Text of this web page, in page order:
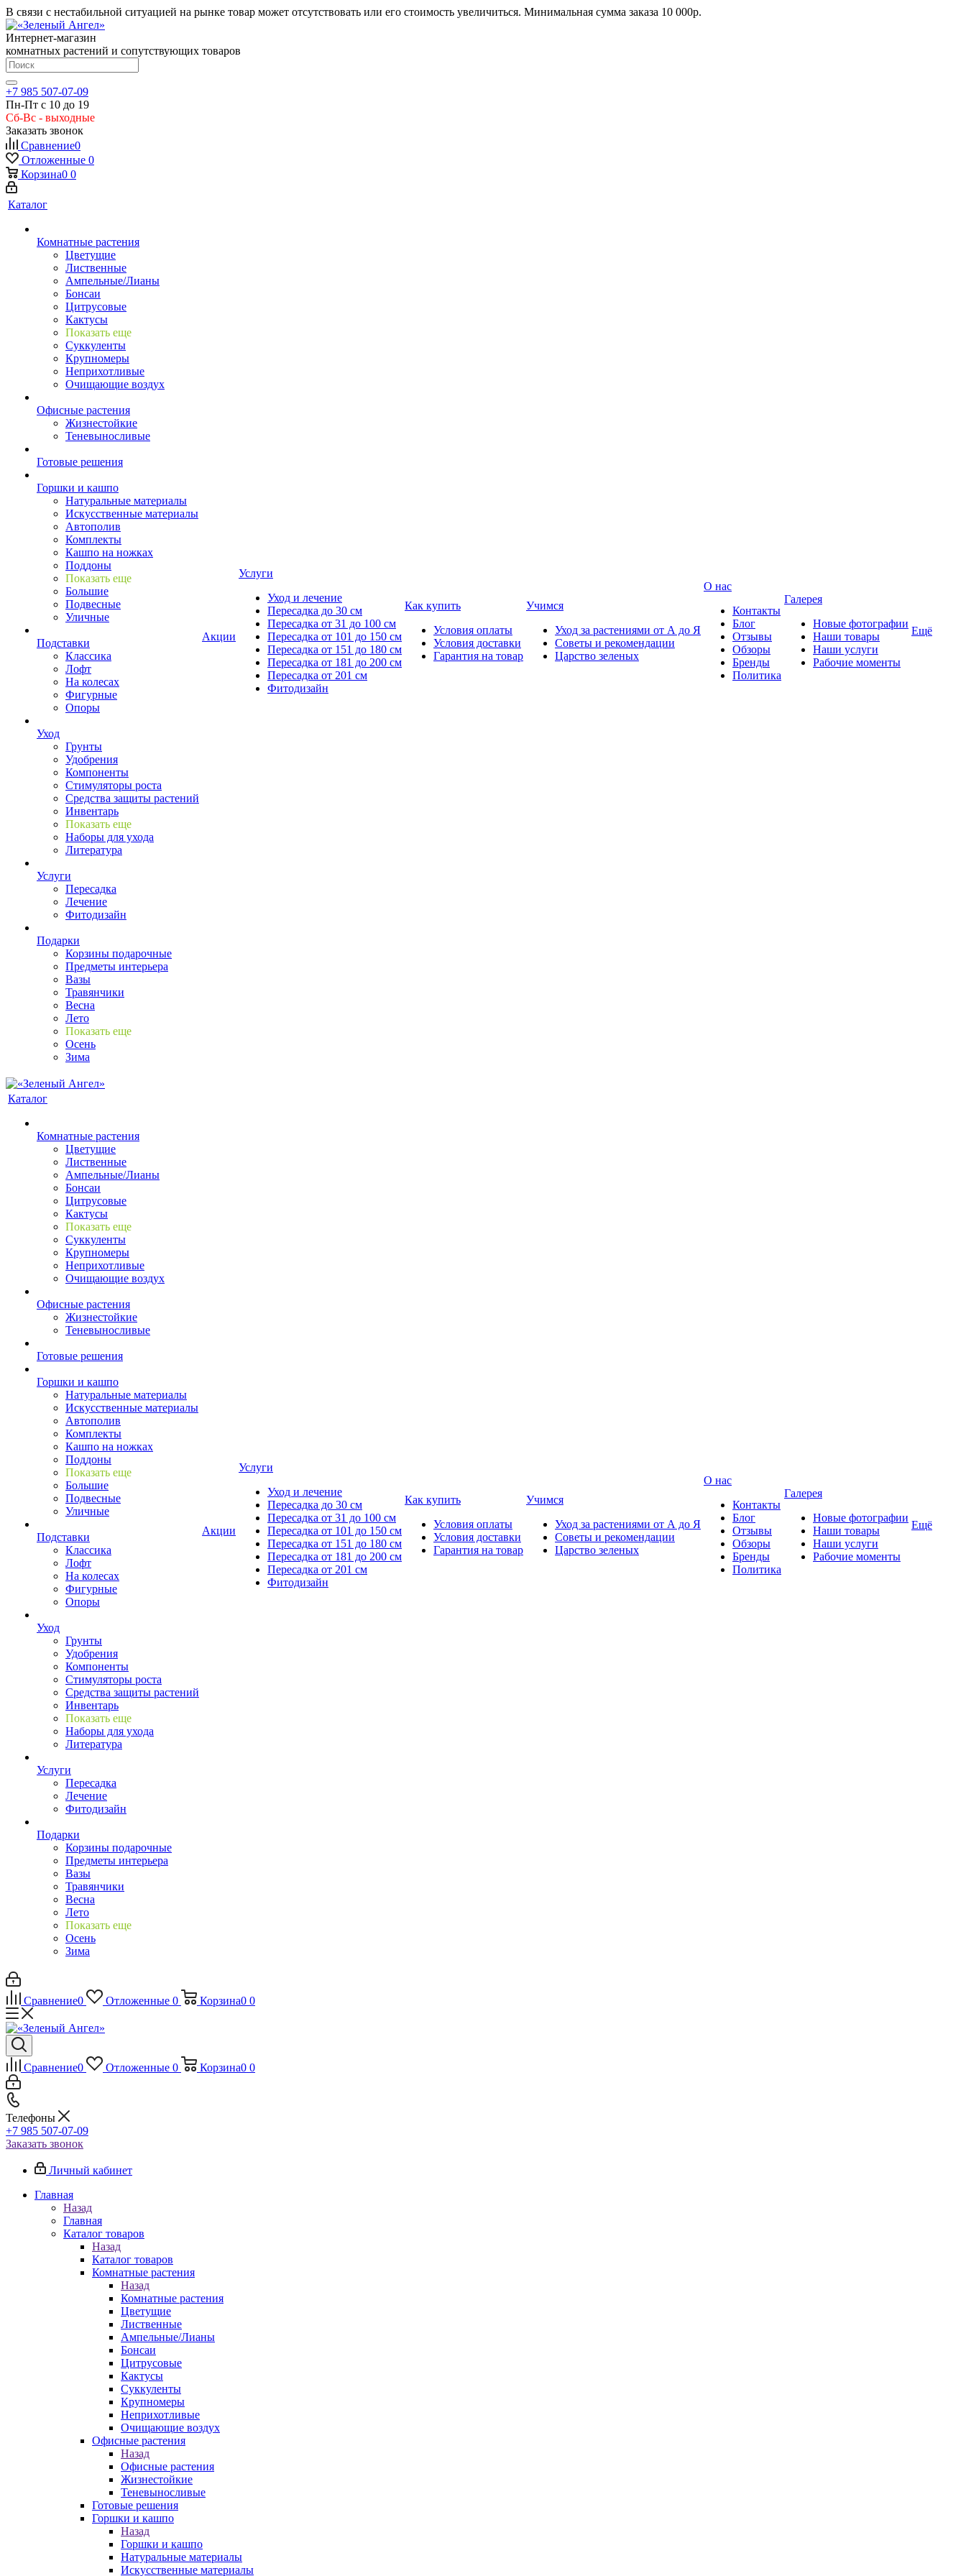
В связи с нестабильной ситуацией на рынке товар может отсутствовать или его стоимость увеличиться. Минимальная сумма заказа 10 000р.
Интернет-магазин
комнатных растений и сопутствующих товаров
+7 985 507-07-09
Пн-Пт с 10 до 19
Сб-Вс - выходные
Заказать звонок
Сравнение0
Отложенные 0
Корзина0 0
Каталог
Комнатные растения
Цветущие
Лиственные
Ампельные/Лианы
Бонсаи
Цитрусовые
Кактусы
Показать еще
Суккуленты
Крупномеры
Неприхотливые
Очищающие воздух
Офисные растения
Жизнестойкие
Теневыносливые
Готовые решения
Горшки и кашпо
Натуральные материалы
Искусственные материалы
Автополив
Комплекты
Кашпо на ножках
Поддоны
Показать еще
Большие
Подвесные
Уличные
Подставки
Классика
Лофт
На колесах
Фигурные
Опоры
Уход
Грунты
Удобрения
Компоненты
Стимуляторы роста
Средства защиты растений
Инвентарь
Показать еще
Наборы для ухода
Литература
Услуги
Пересадка
Лечение
Фитодизайн
Подарки
Корзины подарочные
Предметы интерьера
Вазы
Травянчики
Весна
Лето
Показать еще
Осень
Зима
Акции
Услуги
Уход и лечение
Пересадка до 30 см
Пересадка от 31 до 100 см
Пересадка от 101 до 150 см
Пересадка от 151 до 180 см
Пересадка от 181 до 200 см
Пересадка от 201 см
Фитодизайн
Как купить
Условия оплаты
Условия доставки
Гарантия на товар
Учимся
Уход за растениями от А до Я
Советы и рекомендации
Царство зеленых
О нас
Контакты
Блог
Отзывы
Обзоры
Бренды
Политика
Галерея
Новые фотографии
Наши товары
Наши услуги
Рабочие моменты
Ещё
Каталог
Комнатные растения
Цветущие
Лиственные
Ампельные/Лианы
Бонсаи
Цитрусовые
Кактусы
Показать еще
Суккуленты
Крупномеры
Неприхотливые
Очищающие воздух
Офисные растения
Жизнестойкие
Теневыносливые
Готовые решения
Горшки и кашпо
Натуральные материалы
Искусственные материалы
Автополив
Комплекты
Кашпо на ножках
Поддоны
Показать еще
Большие
Подвесные
Уличные
Подставки
Классика
Лофт
На колесах
Фигурные
Опоры
Уход
Грунты
Удобрения
Компоненты
Стимуляторы роста
Средства защиты растений
Инвентарь
Показать еще
Наборы для ухода
Литература
Услуги
Пересадка
Лечение
Фитодизайн
Подарки
Корзины подарочные
Предметы интерьера
Вазы
Травянчики
Весна
Лето
Показать еще
Осень
Зима
Акции
Услуги
Уход и лечение
Пересадка до 30 см
Пересадка от 31 до 100 см
Пересадка от 101 до 150 см
Пересадка от 151 до 180 см
Пересадка от 181 до 200 см
Пересадка от 201 см
Фитодизайн
Как купить
Условия оплаты
Условия доставки
Гарантия на товар
Учимся
Уход за растениями от А до Я
Советы и рекомендации
Царство зеленых
О нас
Контакты
Блог
Отзывы
Обзоры
Бренды
Политика
Галерея
Новые фотографии
Наши товары
Наши услуги
Рабочие моменты
Ещё
Сравнение0 Отложенные 0 Корзина0 0
Сравнение0 Отложенные 0 Корзина0 0
Телефоны
+7 985 507-07-09
Заказать звонок
Личный кабинет
Главная
Назад
Главная
Каталог товаров
Назад
Каталог товаров
Комнатные растения
Назад
Комнатные растения
Цветущие
Лиственные
Ампельные/Лианы
Бонсаи
Цитрусовые
Кактусы
Суккуленты
Крупномеры
Неприхотливые
Очищающие воздух
Офисные растения
Назад
Офисные растения
Жизнестойкие
Теневыносливые
Готовые решения
Горшки и кашпо
Назад
Горшки и кашпо
Натуральные материалы
Искусственные материалы